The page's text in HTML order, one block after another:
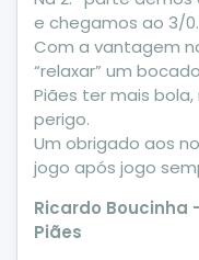
e chegamos ao 3/0.
Com a vantagem
“relaxar” um
Piães ter mais
perigo.
Um obrigado aos
jogo após jogo
Ricardo Boucinha
Piães